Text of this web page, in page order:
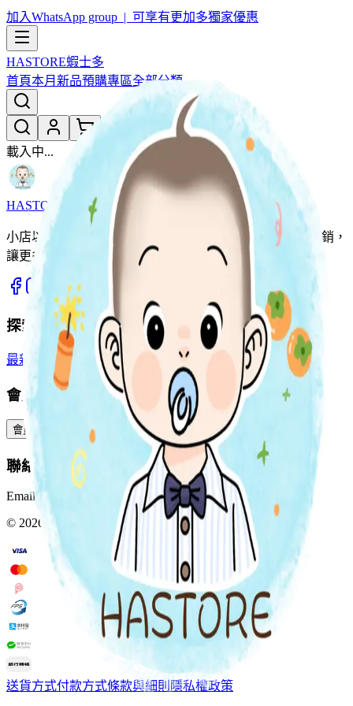
加入WhatsApp group | 可享有更加多獨家優惠
HASTORE蝦士多
首頁本月新品預購專區全部分類
載入中...
HASTORE 蝦士多
小店以團購形式為主，用優惠價同大家開心團購。薄利多銷，
讓更多家庭輕鬆入手優質好物。
探索商品
最新上架 預購專區 全部分類
會員服務
會員中心 訂單查詢 積分與獎賞 預訂與包裹
聯絡我們
Email:Info@hastore.appWhatsApp:+852 4402 4505
© 2026 HASTORE. All rights reserved.
送貨方式付款方式條款與細則隱私權政策